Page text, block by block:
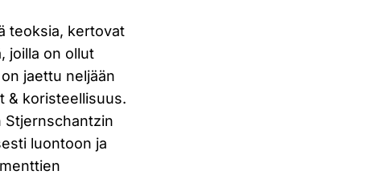
teoksia, kertovat
joilla on ollut
jaettu neljään
& koristeellisuus.
Stjernschantzin
luontoon ja